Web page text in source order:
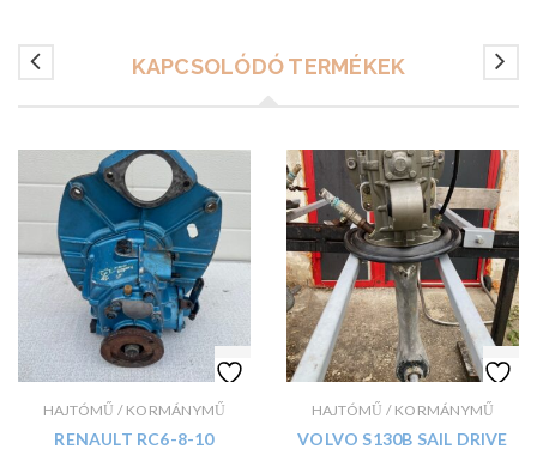
KAPCSOLÓDÓ TERMÉKEK
HAJTÓMŰ / KORMÁNYMŰ
RENAULT RC6-8-10
HAJTÓMŰ / KORMÁNYMŰ
VOLVO S130B SAIL DRIVE